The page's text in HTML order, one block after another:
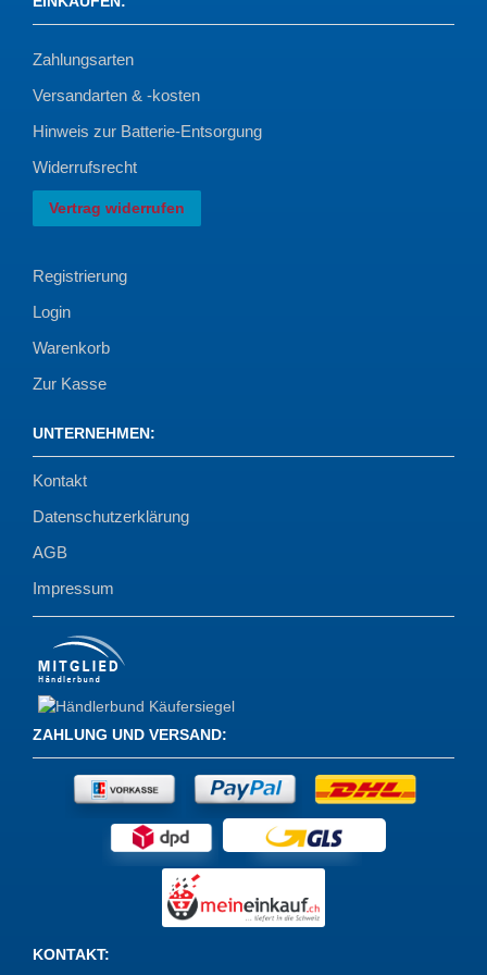
Zahlungsarten
Versandarten & -kosten
Hinweis zur Batterie-Entsorgung
Widerrufsrecht
Vertrag widerrufen
Registrierung
Login
Warenkorb
Zur Kasse
UNTERNEHMEN:
Kontakt
Datenschutzerklärung
AGB
Impressum
ZAHLUNG UND VERSAND:
KONTAKT: